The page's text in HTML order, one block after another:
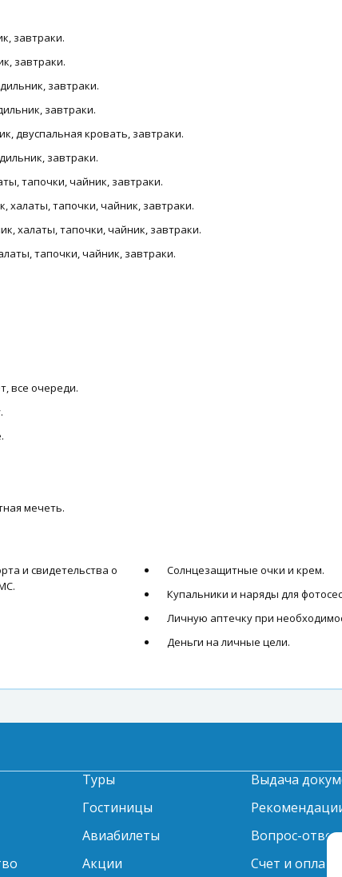
завтраки.
завтраки.
завтраки.
завтраки.
двуспальная кровать, завтраки.
завтраки.
тапочки, чайник, завтраки.
халаты, тапочки, чайник, завтраки.
халаты, тапочки, чайник, завтраки.
тапочки, чайник, завтраки.
все очереди.
мечеть.
и свидетельства о
Солнцезащитные очки и крем.
Купальники и наряды для
Личную аптечку при
Деньги на личные цели.
Туры
Гостиницы
Авиабилеты
Акции
Выдача
Вопрос-ответ
Счет и оплата